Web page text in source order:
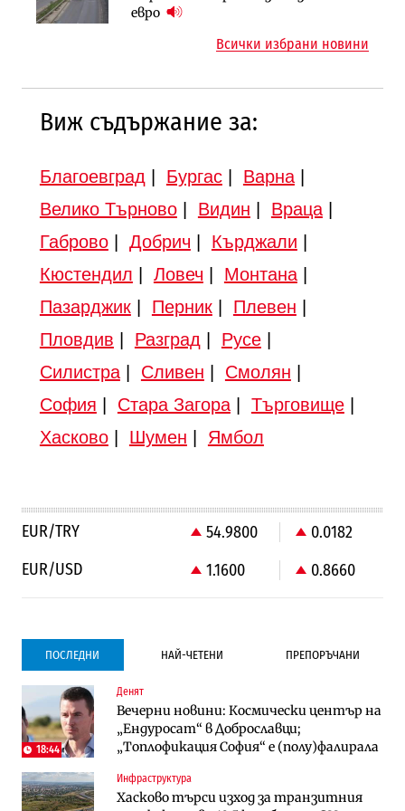
евро
Шест кандидата с интерес към
инвестиционна програма
Всички избрани новини
Виж съдържание за:
Благоевград Бургас| Варна|
Велико Търново| Видин Враца|
Габрово| Добрич Кърджали
Кюстендил
Ловеч Монтана|
Пазарджик| Перник| Плевен
Пловдив
Разград Русе|
Силистра| Сливен Смолян
София
Стара Загора| Търговище|
Хасково| Шумен Ямбол
EUR/TRY 54.9800
0.0182
EUR/USD
1.1600 0.8660
ПОСЛЕДНИ НАЙ-ЧЕТЕНИ ПРЕПОРЪЧАНИ
18:44
Денят
Вечерни новини: Космически център на
„Ендуросат“ в Доброславци;
„Топлофикация София“ e (полу)фалирала
Инфраструктура
Хасково търси изход за транзитния
Градоустройство
Столична община избра изпълнител за
преместването на трамвайното
трасе по бул. „Скобелев“
Компании
Vivacom предлага над 150 устройства с
Компании
Vivacom предлага над 150 устройства с
90% отстъпка през август
To:know
Последни дни с обозначаване на цените